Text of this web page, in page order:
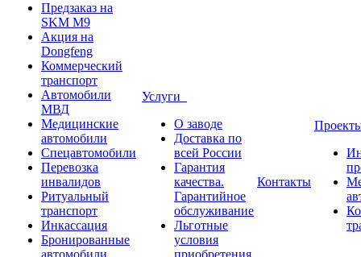
Предзаказ на
SKM M9
Акция на
Dongfeng
Коммерческий
транспорт
Автомобили
МВД
Медицинские
автомобили
Спецавтомобили
Перевозка
инвалидов
Ритуальный
транспорт
Инкассация
Бронированные
автомобили
Услуги
О заводе
Доставка по
всей России
Гарантия
качества.
Гарантийное
обслуживание
Льготные
условия
приобретения
Контакты